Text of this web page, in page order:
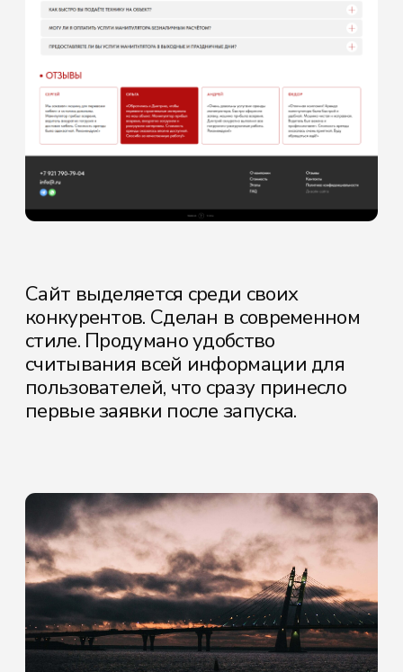
Для обсуждения вашего проекта,
связаться удобным для вас способом
+7-904-557-92-86
Политика конфиденциальности
Согласие на обработку
персональных данных
artandkate22@mail.ru
E-mail
Свяжитесь с нами удобным
для вас способом